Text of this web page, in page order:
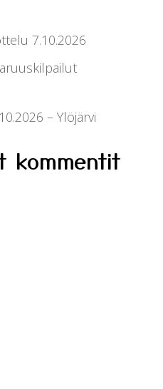
7.10.2026
– Ylöjärvi
kommentit